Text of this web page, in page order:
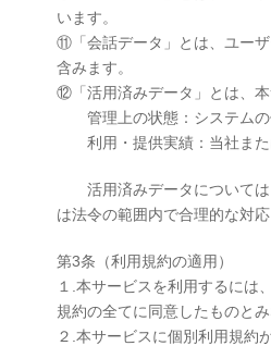
います。
⑪「会話データ」とは、ユー
含みます。
⑫「活用済みデータ」とは、本
管理上の状態：システムの
利用・提供実績：当社また
活用済みデータについては
は法令の範囲内で合理的な対
第3条（利用規約の適用）
１.本サービスを利用するには
規約の全てに同意したものとみ
２.本サービスに個別利用規約